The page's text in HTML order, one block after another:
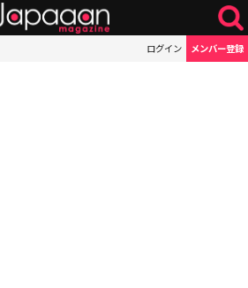
ログイン メンバー登録